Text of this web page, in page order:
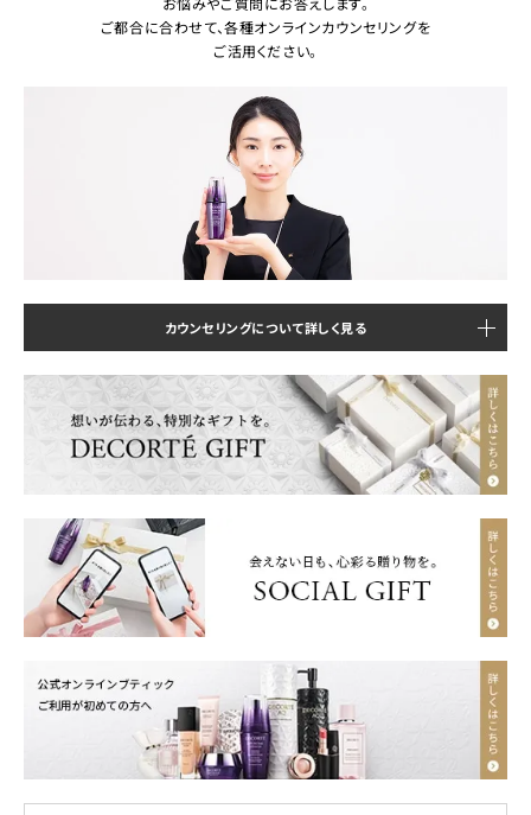
ご都合に合わせて、各種オンラインカウンセリングを
ご活用ください。
カウンセリングについて詳しく見る